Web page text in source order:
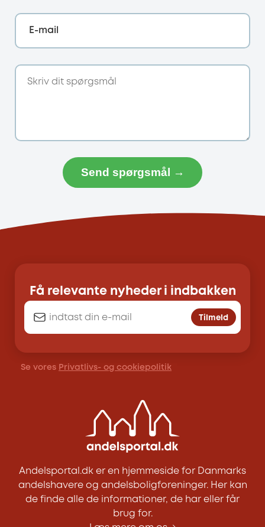
E-mail
Send spørgsmål →
Få relevante nyheder i indbakken
Tilmeld
Se vores Privatlivs- og cookiepolitik
Andelsportal.dk er en hjemmeside for Danmarks
andelshavere og andelsboligforeninger. Her kan
de finde alle de informationer, de har eller får
brug for.